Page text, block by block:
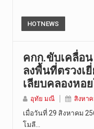
HOTNEWS
คกก.ขับเคลื่อน
ลงพื้นที่ตรวงเ
เลียบคลองหอ
อุทัย มณี สิงหาค
เมื่อวันที่ 29 สิงหาคม
โมลี…